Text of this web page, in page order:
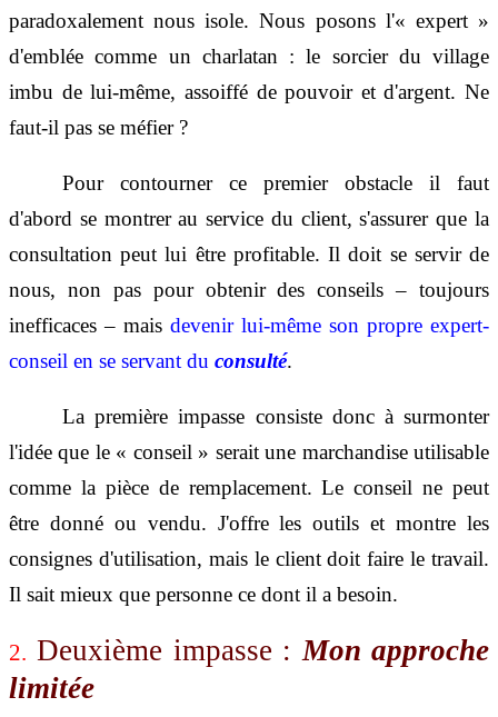
paradoxalement nous isole. Nous posons l'« expert »
d'emblée comme un charlatan : le sorcier du village
imbu de lui-même, assoiffé de pouvoir et d'argent. Ne
faut-il pas se méfier ?
Pour contourner ce premier obstacle il faut
d'abord se montrer au service du client, s'assurer que la
consultation peut lui être profitable. Il doit se servir de
nous, non pas pour obtenir des conseils – toujours
inefficaces – mais devenir lui-même son propre expert-
conseil en se servant du consulté.
La première impasse consiste donc à surmonter
l'idée que le « conseil » serait une marchandise utilisable
comme la pièce de remplacement. Le conseil ne peut
être donné ou vendu. J'offre les outils et montre les
consignes d'utilisation, mais le client doit faire le travail.
Il sait mieux que personne ce dont il a besoin.
2. Deuxième impasse :Mon approche
limitée